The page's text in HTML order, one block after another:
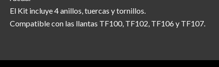
El Kit incluye 4 anillos, tuercas y tornillos.
Compatible con las llantas TF100, TF102, TF106 y TF107.